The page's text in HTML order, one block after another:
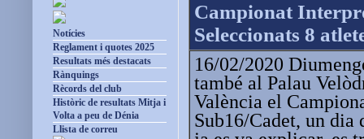
Campionat
Seleccionats 8
16/02/2020
també al Palau
València el
Sub16/Cadet, un dia
Notícies
Reglament i quotes 2025
Resultats més destacats
Rànquings
Rècords del club
Històric de resultats Mitja i
Volta a peu de Dénia
Llista de correu